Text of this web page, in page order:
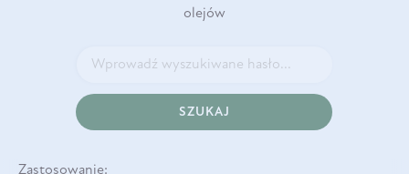
olejów
SZUKAJ
Zastosowanie: